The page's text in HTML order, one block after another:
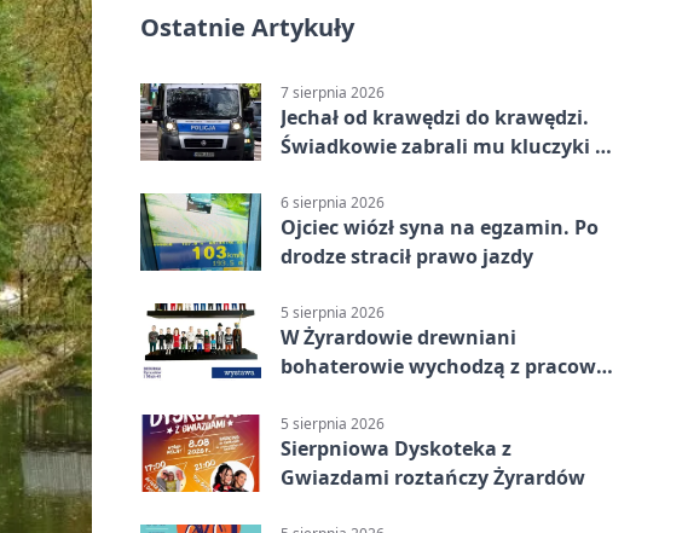
Ostatnie Artykuły
7 sierpnia 2026
Jechał od krawędzi do krawędzi.
Świadkowie zabrali mu kluczyki w
6 sierpnia 2026
Ojciec wiózł syna na egzamin. Po
drodze stracił prawo jazdy
5 sierpnia 2026
W Żyrardowie drewniani
bohaterowie wychodzą z pracowni
5 sierpnia 2026
Sierpniowa Dyskoteka z
Gwiazdami roztańczy Żyrardów